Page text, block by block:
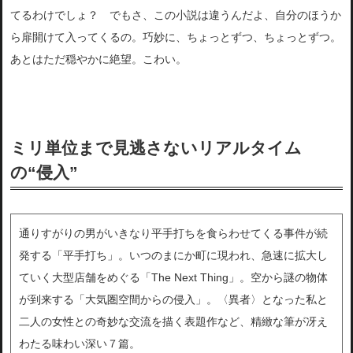
てるわけでしょ？ でもさ、この小説は違うんだよ、自分のほうか
ら扉開けて入ってくるの。巧妙に、ちょっとずつ、ちょっとずつ。
あとはただ穏やかに絶望。こわい。
ミリ単位まで見逃さないリアルタイム
の“侵入”
通りすがりの男がいきなり平手打ちを食らわせてくる事件が続
発する「平手打ち」。いつのまにか町に現われ、急速に拡大し
ていく大型店舗をめぐる「The Next Thing」。空から謎の物体
が到来する「大気圏空間からの侵入」。〈異者〉となった私と
二人の女性との奇妙な交流を描く表題作など、精緻な筆が冴え
わたる味わい深い７篇。